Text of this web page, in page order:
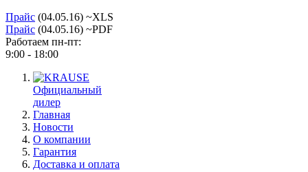
Прайс (04.05.16) ~XLS
Прайс (04.05.16) ~PDF
Работаем пн-пт:
9:00 - 18:00
Официальный
дилер
Главная
Новости
О компании
Гарантия
Доставка и оплата